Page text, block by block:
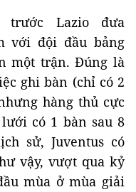
trước Lazio đưa
với đội đầu bảng
một trận. Đúng là
ghi bàn (chỉ có 2
hàng thủ cực
có 1 bàn sau 8
sử, Juventus có
vậy, vượt qua kỷ
mùa ở mùa giải